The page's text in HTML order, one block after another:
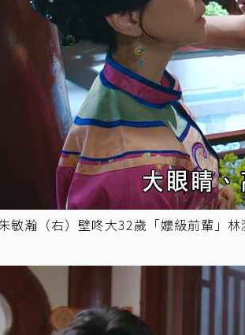
敏瀚（右）壁咚大32歲「嬤級前輩」